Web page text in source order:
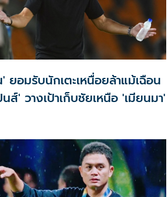
ยอมรับนักเตะเหนื่อยล้าแม้เฉือน
ส์' วางเป้าเก็บชัยเหนือ 'เมียนมา'